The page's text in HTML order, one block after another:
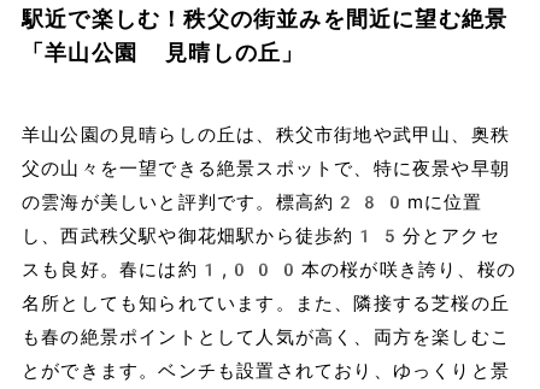
駅近で楽しむ！秩父の街並みを間近に望む絶景
「羊山公園 見晴しの丘」
羊山公園の見晴らしの丘は、秩父市街地や武甲山、奥秩
父の山々を一望できる絶景スポットで、特に夜景や早朝
の雲海が美しいと評判です。標高約280mに位置
し、西武秩父駅や御花畑駅から徒歩約15分とアクセ
スも良好。春には約1,000本の桜が咲き誇り、桜の
名所としても知られています。また、隣接する芝桜の丘
も春の絶景ポイントとして人気が高く、両方を楽しむこ
とができます。ベンチも設置されており、ゆっくりと景